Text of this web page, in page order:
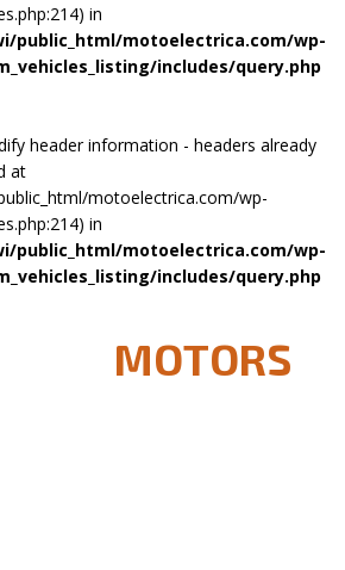
in
public_html/motoelectrica.com/wp-
includes/query.php
header information - headers already
at
motoelectrica.com/wp-
in
public_html/motoelectrica.com/wp-
includes/query.php
MOTORS